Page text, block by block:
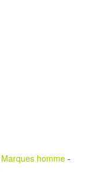
Marques homme -